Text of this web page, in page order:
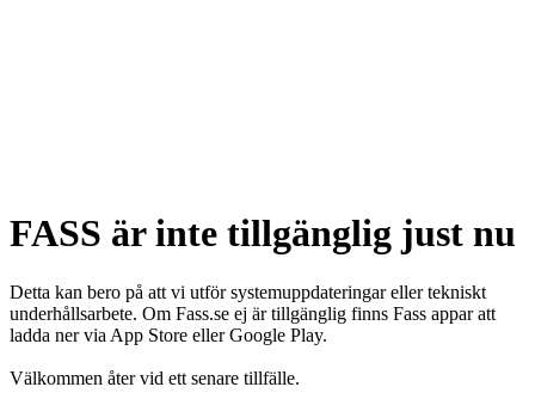
FASS är inte tillgänglig just nu
Detta kan bero på att vi utför systemuppdateringar eller tekniskt
underhållsarbete. Om Fass.se ej är tillgänglig finns Fass appar att
ladda ner via App Store eller Google Play.
Välkommen åter vid ett senare tillfälle.